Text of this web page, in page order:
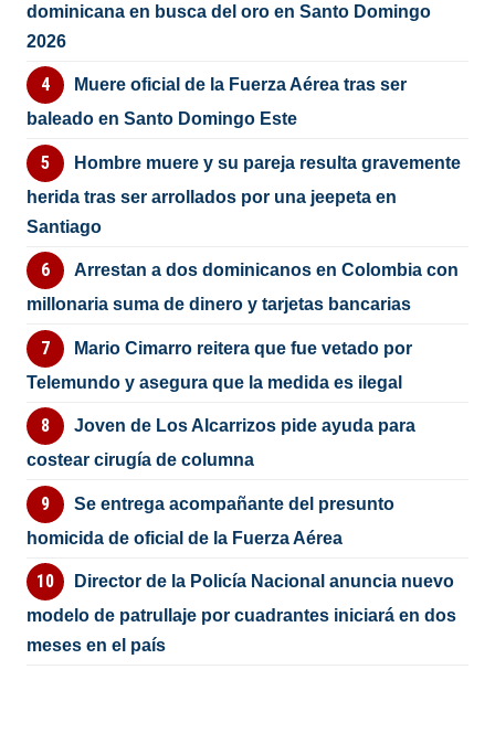
dominicana en busca del oro en Santo Domingo
2026
Muere oficial de la Fuerza Aérea tras ser
baleado en Santo Domingo Este
Hombre muere y su pareja resulta gravemente
herida tras ser arrollados por una jeepeta en
Santiago
Arrestan a dos dominicanos en Colombia con
millonaria suma de dinero y tarjetas bancarias
Mario Cimarro reitera que fue vetado por
Telemundo y asegura que la medida es ilegal
Joven de Los Alcarrizos pide ayuda para
costear cirugía de columna
Se entrega acompañante del presunto
homicida de oficial de la Fuerza Aérea
Director de la Policía Nacional anuncia nuevo
modelo de patrullaje por cuadrantes iniciará en dos
meses en el país